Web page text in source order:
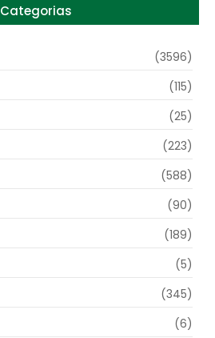
Categorias
(3596)
(115)
(25)
(223)
(588)
(90)
(189)
(5)
(345)
(6)